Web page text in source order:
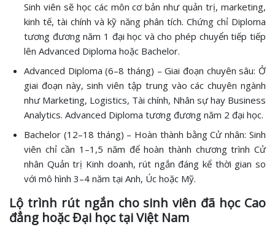
Sinh viên sẽ học các môn cơ bản như quản trị, marketing,
kinh tế, tài chính và kỹ năng phân tích. Chứng chỉ Diploma
tương đương năm 1 đại học và cho phép chuyển tiếp tiếp
lên Advanced Diploma hoặc Bachelor.
Advanced Diploma (6–8 tháng) – Giai đoạn chuyên sâu: Ở
giai đoạn này, sinh viên tập trung vào các chuyên ngành
như Marketing, Logistics, Tài chính, Nhân sự hay Business
Analytics. Advanced Diploma tương đương năm 2 đại học.
Bachelor (12–18 tháng) – Hoàn thành bằng Cử nhân: Sinh
viên chỉ cần 1–1,5 năm để hoàn thành chương trình Cử
nhân Quản trị Kinh doanh, rút ngắn đáng kể thời gian so
với mô hình 3–4 năm tại Anh, Úc hoặc Mỹ.
Lộ trình rút ngắn cho sinh viên đã học Cao
đẳng hoặc Đại học tại Việt Nam